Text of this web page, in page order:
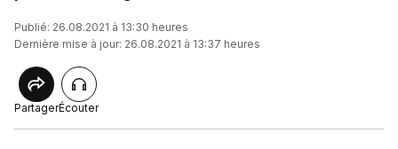
Publié: 26.08.2021 à 13:30 heures
Dernière mise à jour: 26.08.2021 à 13:37 heures
PartagerÉcouter